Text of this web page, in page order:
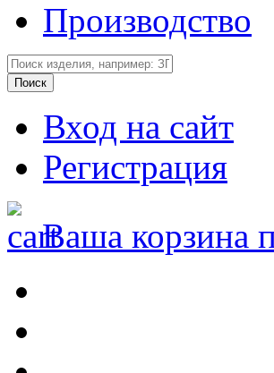
Производство
Вход на сайт
Регистрация
Ваша корзина